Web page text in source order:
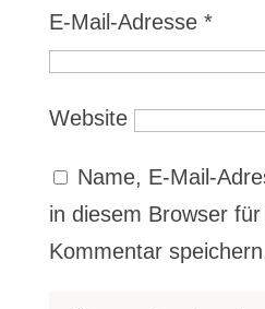
E-Mail-Adresse *
Website
Name, E-Mail-
in diesem Browser
Kommentar